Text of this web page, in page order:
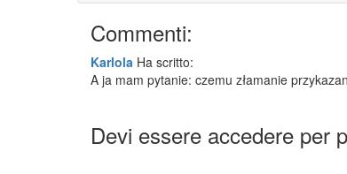
Commenti:
Karlola Ha scritto:
A ja mam pytanie: czemu złamanie
Devi essere accedere per